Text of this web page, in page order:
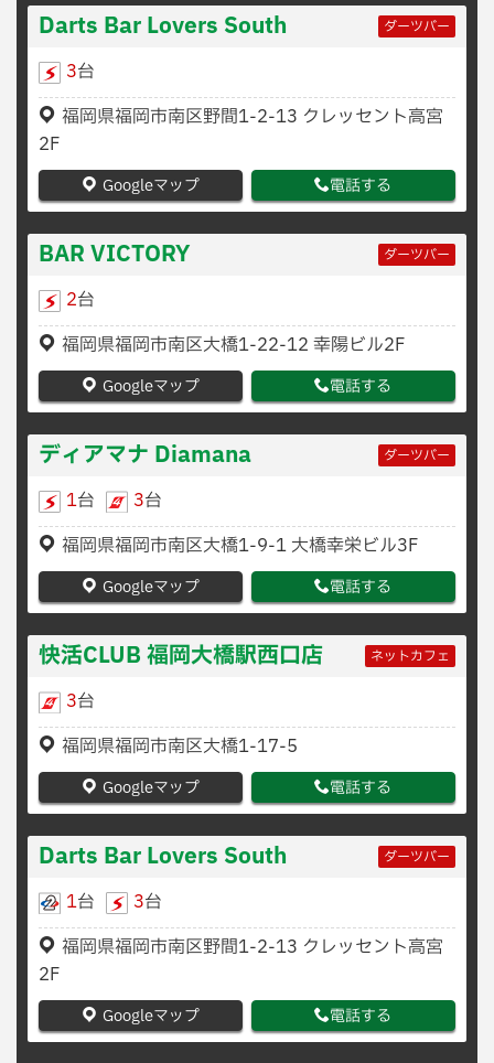
Darts Bar Lovers South ダーツバー
3台
福岡県福岡市南区野間1-2-13 クレッセント高宮
2F
Googleマップ 電話する
BAR VICTORY ダーツバー
2台
福岡県福岡市南区大橋1-22-12 幸陽ビル2F
Googleマップ 電話する
ディアマナ Diamana ダーツバー
1台 3台
福岡県福岡市南区大橋1-9-1 大橋幸栄ビル3F
Googleマップ 電話する
快活CLUB 福岡大橋駅西口店 ネットカフェ
3台
福岡県福岡市南区大橋1-17-5
Googleマップ 電話する
Darts Bar Lovers South ダーツバー
1台 3台
福岡県福岡市南区野間1-2-13 クレッセント高宮
2F
Googleマップ 電話する